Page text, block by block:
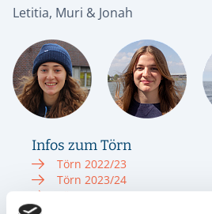
Letitia, Muri & Jonah
Infos zum Törn
Törn 2022/23
Törn 2023/24
Törn 2024/25